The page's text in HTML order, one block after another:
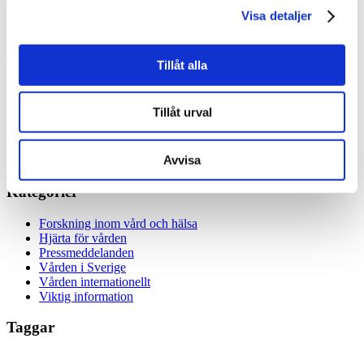
Visa detaljer
Tillåt alla
Tillåt urval
Avvisa
Hudsjukdomar har ökat kraftigt under de senaste åren och
hudcancer är idag bland de vanligaste cancerformerna i Sverige. Nu
Specialistläkare online
Hos oss kan du träffa läkare som är specialister på din sjukdom. Du
kan träffa en läkare direkt eller boka en tid som passar dig.
Kategorier
Forskning inom vård och hälsa
Hjärta för vården
Pressmeddelanden
Vården i Sverige
Vården internationellt
Viktig information
Taggar